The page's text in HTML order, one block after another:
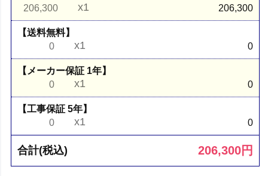
206,300
x1 206,300
【送料無料】
0
x1 0
【メーカー保証 1年】
0
x1 0
【工事保証 5年】
0
x1 0
合計(税込) 206,300円